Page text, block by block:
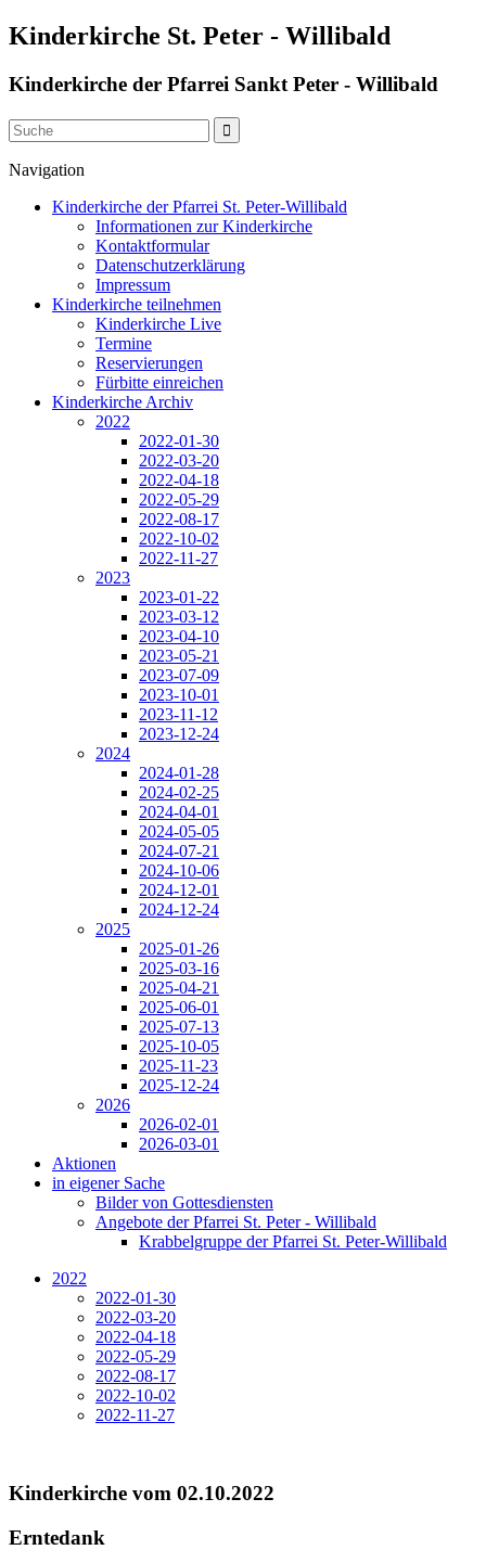
Kinderkirche St. Peter - Willibald
Kinderkirche der Pfarrei Sankt Peter - Willibald
Navigation
Kinderkirche der Pfarrei St. Peter-Willibald
Informationen zur Kinderkirche
Kontaktformular
Datenschutzerklärung
Impressum
Kinderkirche teilnehmen
Kinderkirche Live
Termine
Reservierungen
Fürbitte einreichen
Kinderkirche Archiv
2022
2022-01-30
2022-03-20
2022-04-18
2022-05-29
2022-08-17
2022-10-02
2022-11-27
2023
2023-01-22
2023-03-12
2023-04-10
2023-05-21
2023-07-09
2023-10-01
2023-11-12
2023-12-24
2024
2024-01-28
2024-02-25
2024-04-01
2024-05-05
2024-07-21
2024-10-06
2024-12-01
2024-12-24
2025
2025-01-26
2025-03-16
2025-04-21
2025-06-01
2025-07-13
2025-10-05
2025-11-23
2025-12-24
2026
2026-02-01
2026-03-01
Aktionen
in eigener Sache
Bilder von Gottesdiensten
Angebote der Pfarrei St. Peter - Willibald
Krabbelgruppe der Pfarrei St. Peter-Willibald
2022
2022-01-30
2022-03-20
2022-04-18
2022-05-29
2022-08-17
2022-10-02
2022-11-27
Kinderkirche vom 02.10.2022
Erntedank